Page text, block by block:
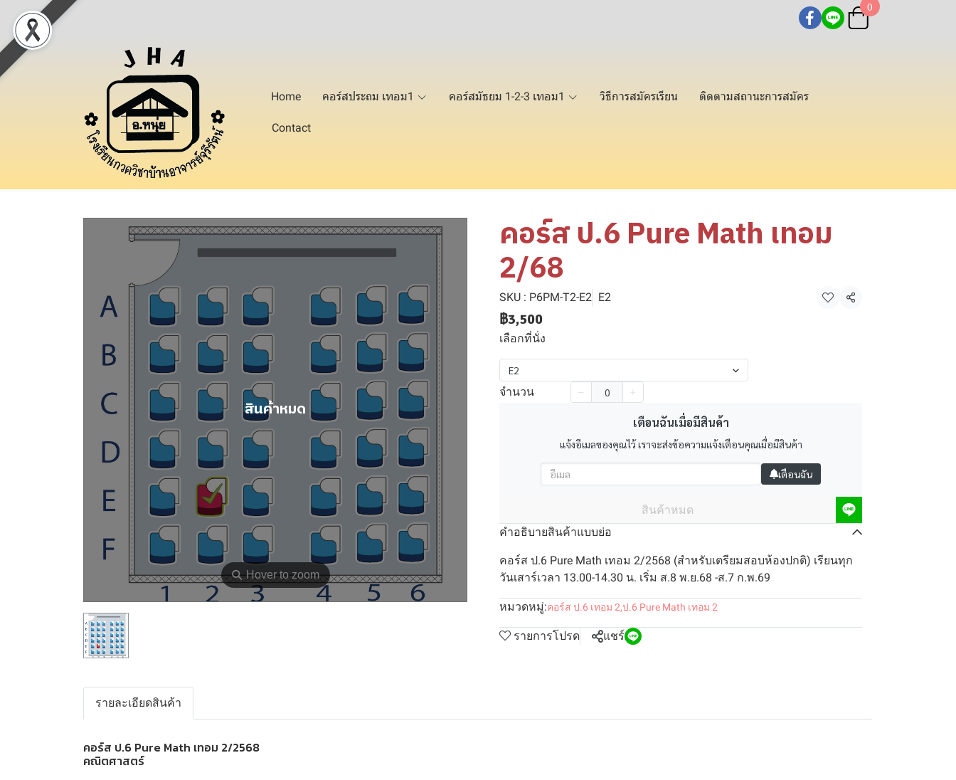
0
Home คอร์สประถม เทอม1 คอร์สมัธยม 1-2-3 เทอม1 วิธีการสมัครเรียน ติดตามสถานะการสมัคร
Contact
⚲Hover to zoom
สินค้าหมด
คอร์ส ป.6 Pure Math เทอม
2/68
SKU : P6PM-T2-E2 E2 แชร์
฿3,500
เลือกที่นั่ง
E2
จำนวน
เตือนฉันเมื่อมีสินค้า
แจ้งอีเมลของคุณไว้ เราจะส่งข้อความแจ้งเตือนคุณเมื่อมีสินค้า
เตือนฉัน
สินค้าหมด
คำอธิบายสินค้าแบบย่อ
คอร์ส ป.6 Pure Math เทอม 2/2568 (สำหรับเตรียมสอบห้องปกติ) เรียนทุก
วันเสาร์เวลา 13.00-14.30 น. เริ่ม ส.8 พ.ย.68 -ส.7 ก.พ.69
หมวดหมู่:คอร์ส ป.6 เทอม 2,ป.6 Pure Math เทอม 2
รายการโปรด แชร์
รายละเอียดสินค้า
คอร์ส ป.6 Pure Math เทอม 2/2568
คณิตศาสตร์